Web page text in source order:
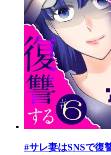
#サレ妻はSNSで復